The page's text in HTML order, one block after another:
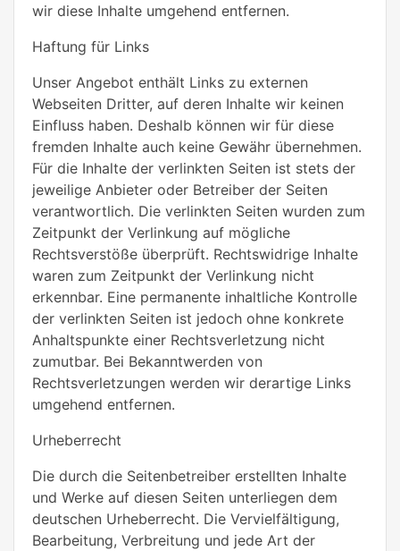
wir diese Inhalte umgehend entfernen.
Haftung für Links
Unser Angebot enthält Links zu externen
Webseiten Dritter, auf deren Inhalte wir keinen
Einfluss haben. Deshalb können wir für diese
fremden Inhalte auch keine Gewähr übernehmen.
Für die Inhalte der verlinkten Seiten ist stets der
jeweilige Anbieter oder Betreiber der Seiten
verantwortlich. Die verlinkten Seiten wurden zum
Zeitpunkt der Verlinkung auf mögliche
Rechtsverstöße überprüft. Rechtswidrige Inhalte
waren zum Zeitpunkt der Verlinkung nicht
erkennbar. Eine permanente inhaltliche Kontrolle
der verlinkten Seiten ist jedoch ohne konkrete
Anhaltspunkte einer Rechtsverletzung nicht
zumutbar. Bei Bekanntwerden von
Rechtsverletzungen werden wir derartige Links
umgehend entfernen.
Urheberrecht
Die durch die Seitenbetreiber erstellten Inhalte
und Werke auf diesen Seiten unterliegen dem
deutschen Urheberrecht. Die Vervielfältigung,
Bearbeitung, Verbreitung und jede Art der